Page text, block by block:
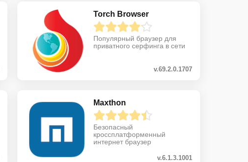
Torch Browser
Популярный браузер для
приватного серфинга в сети
v.69.2.0.1707
Maxthon
Безопасный
кроссплатформенный
интернет браузер
v.6.1.3.1001